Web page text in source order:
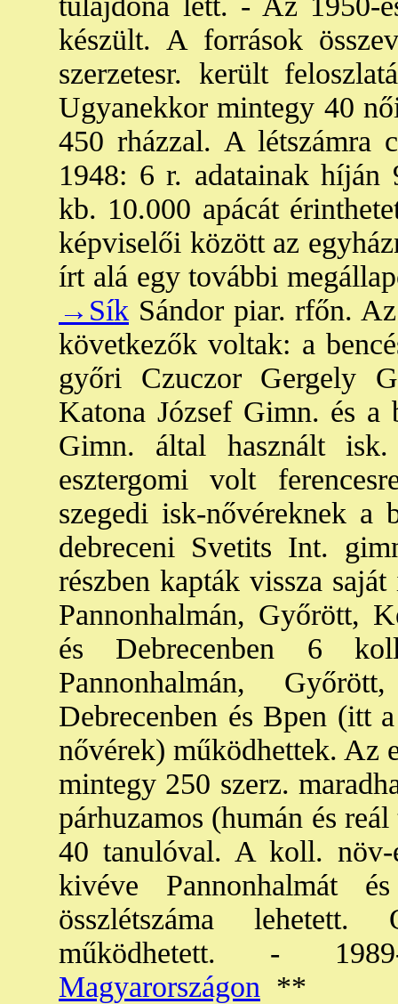
készült. A források
szerzetesr. került
Ugyanekkor mintegy 40
450 rházzal. A létszámra
1948: 6 r. adatainak híján
kb. 10.000 apácát
képviselői között az
írt alá egy további
→Sík Sándor piar. rfőn.
következők voltak: a
győri Czuczor Gergely
Katona József Gimn. és
Gimn. által használt isk.
esztergomi volt
szegedi isk-nővéreknek
debreceni Svetits Int.
részben kapták vissza
Pannonhalmán, Győrött,
és Debrecenben 6
Pannonhalmán,
Debrecenben és Bpen (itt
nővérek) működhettek. Az
mintegy 250 szerz.
párhuzamos (humán és
40 tanulóval. A koll. növ-
kivéve Pannonhalmát
összlétszáma lehetett.
működhetett. -
Magyarországon **